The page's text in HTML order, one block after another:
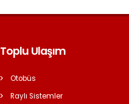
Toplu Ulaşım
Otobüs
Raylı Sistemler